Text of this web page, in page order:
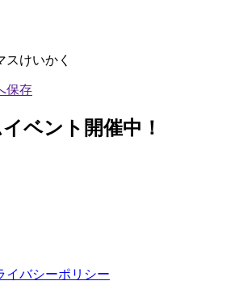
スけいかく
ベント開催中！
イバシーポリシー